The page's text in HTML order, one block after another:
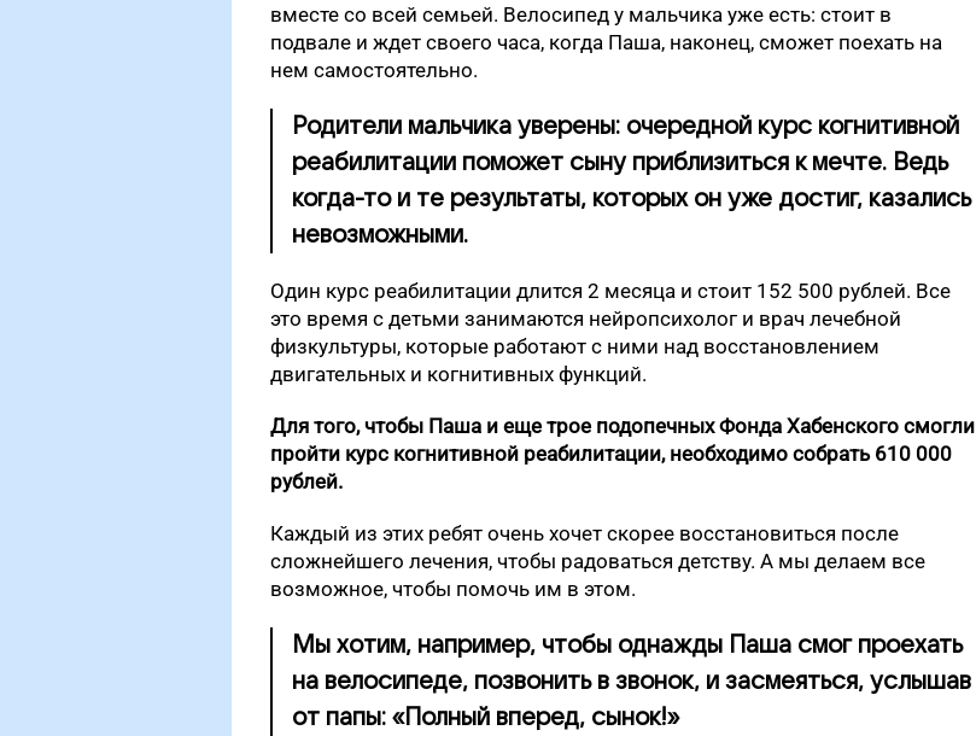
вместе со всей семьей. Велосипед у мальчика уже есть: стоит в
подвале и ждет своего часа, когда Паша, наконец, сможет поехать на
нем самостоятельно.
Родители мальчика уверены: очередной курс когнитивной
реабилитации поможет сыну приблизиться к мечте. Ведь
когда-то и те результаты, которых он уже достиг, казались
невозможными.
Один курс реабилитации длится 2 месяца и стоит 152 500 рублей. Все
это время с детьми занимаются нейропсихолог и врач лечебной
физкультуры, которые работают с ними над восстановлением
двигательных и когнитивных функций.
Для того, чтобы Паша и еще трое подопечных Фонда Хабенского смогли
пройти курс когнитивной реабилитации, необходимо собрать 610 000
рублей.
Каждый из этих ребят очень хочет скорее восстановиться после
сложнейшего лечения, чтобы радоваться детству. А мы делаем все
возможное, чтобы помочь им в этом.
Мы хотим, например, чтобы однажды Паша смог проехать
на велосипеде, позвонить в звонок, и засмеяться, услышав
от папы: «Полный вперед, сынок!»